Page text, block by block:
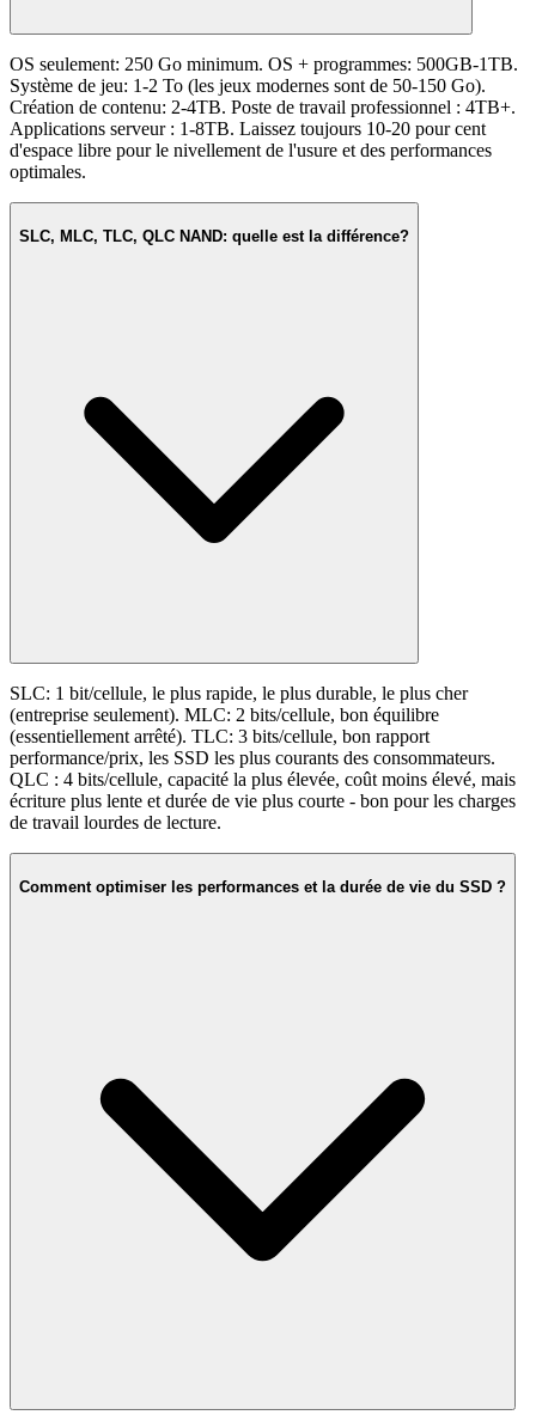
OS seulement: 250 Go minimum. OS + programmes: 500GB-1TB.
Système de jeu: 1-2 To (les jeux modernes sont de 50-150 Go).
Création de contenu: 2-4TB. Poste de travail professionnel : 4TB+.
Applications serveur : 1-8TB. Laissez toujours 10-20 pour cent
d'espace libre pour le nivellement de l'usure et des performances
optimales.
SLC, MLC, TLC, QLC NAND: quelle est la différence?
SLC: 1 bit/cellule, le plus rapide, le plus durable, le plus cher
(entreprise seulement). MLC: 2 bits/cellule, bon équilibre
(essentiellement arrêté). TLC: 3 bits/cellule, bon rapport
performance/prix, les SSD les plus courants des consommateurs.
QLC : 4 bits/cellule, capacité la plus élevée, coût moins élevé, mais
écriture plus lente et durée de vie plus courte - bon pour les charges
de travail lourdes de lecture.
Comment optimiser les performances et la durée de vie du SSD ?